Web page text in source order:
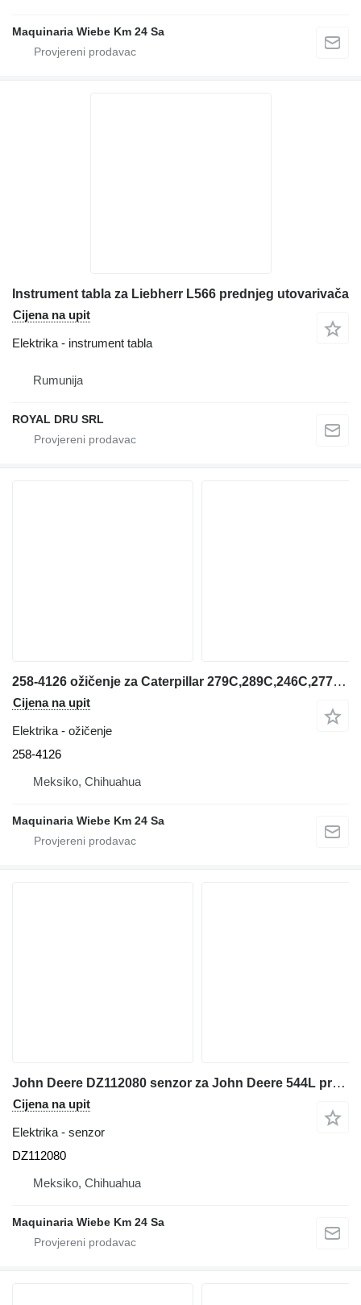
Maquinaria Wiebe Km 24 Sa
Instrument tabla za Liebherr L566 prednjeg utovarivača
Cijena na upit
Elektrika - instrument tabla
Rumunija
ROYAL DRU SRL
258-4126 ožičenje za Caterpillar 279C,289C,246C,277C mini utovarivača gusjeničara
Cijena na upit
Elektrika - ožičenje
258-4126
Meksiko, Chihuahua
Maquinaria Wiebe Km 24 Sa
John Deere DZ112080 senzor za John Deere 544L prednjeg utovarivača
Cijena na upit
Elektrika - senzor
DZ112080
Meksiko, Chihuahua
Maquinaria Wiebe Km 24 Sa